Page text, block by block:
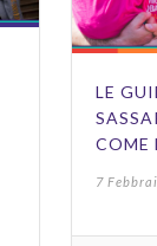
LE
COME
7